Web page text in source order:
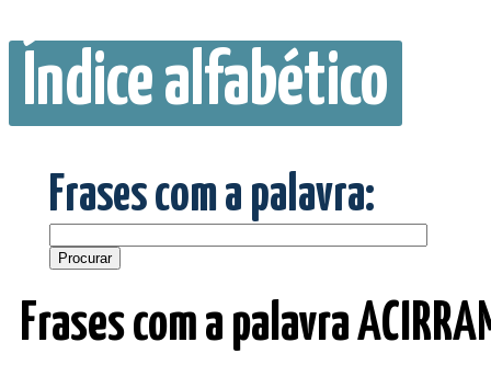
Índice alfabético
Frases com a palavra:
Frases com a palavra